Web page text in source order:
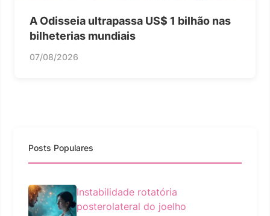
A Odisseia ultrapassa US$ 1 bilhão nas
bilheterias mundiais
07/08/2026
Posts Populares
Instabilidade rotatória
posterolateral do joelho